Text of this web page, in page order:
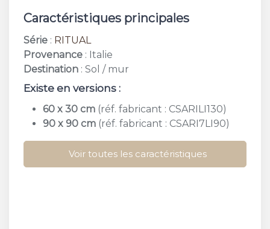
Caractéristiques principales
Série : RITUAL
Provenance : Italie
Destination : Sol / mur
Existe en versions :
60 x 30 cm (réf. fabricant : CSARILI130)
90 x 90 cm (réf. fabricant : CSARI7LI90)
Voir toutes les caractéristiques